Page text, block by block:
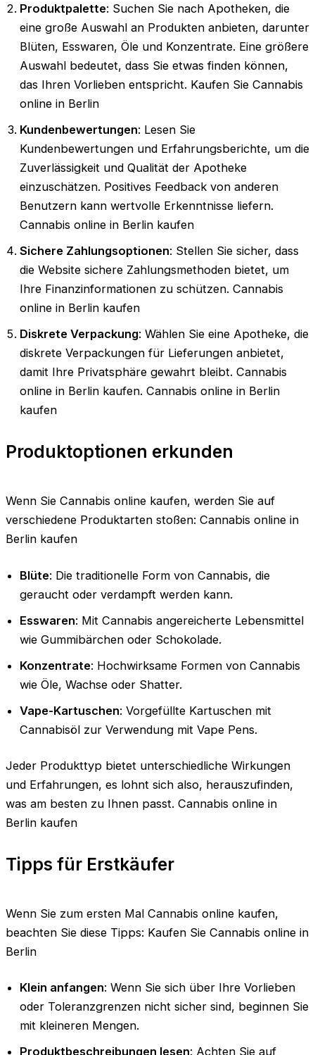
Produktpalette: Suchen Sie nach Apotheken, die
eine große Auswahl an Produkten anbieten, darunter
Blüten, Esswaren, Öle und Konzentrate. Eine größere
Auswahl bedeutet, dass Sie etwas finden können,
das Ihren Vorlieben entspricht. Kaufen Sie Cannabis
online in Berlin
Kundenbewertungen: Lesen Sie
Kundenbewertungen und Erfahrungsberichte, um die
Zuverlässigkeit und Qualität der Apotheke
einzuschätzen. Positives Feedback von anderen
Benutzern kann wertvolle Erkenntnisse liefern.
Cannabis online in Berlin kaufen
Sichere Zahlungsoptionen: Stellen Sie sicher, dass
die Website sichere Zahlungsmethoden bietet, um
Ihre Finanzinformationen zu schützen. Cannabis
online in Berlin kaufen
Diskrete Verpackung: Wählen Sie eine Apotheke, die
diskrete Verpackungen für Lieferungen anbietet,
damit Ihre Privatsphäre gewahrt bleibt. Cannabis
online in Berlin kaufen. Cannabis online in Berlin
kaufen
Produktoptionen erkunden
Wenn Sie Cannabis online kaufen, werden Sie auf
verschiedene Produktarten stoßen: Cannabis online in
Berlin kaufen
Blüte: Die traditionelle Form von Cannabis, die
geraucht oder verdampft werden kann.
Esswaren: Mit Cannabis angereicherte Lebensmittel
wie Gummibärchen oder Schokolade.
Konzentrate: Hochwirksame Formen von Cannabis
wie Öle, Wachse oder Shatter.
Vape-Kartuschen: Vorgefüllte Kartuschen mit
Cannabisöl zur Verwendung mit Vape Pens.
Jeder Produkttyp bietet unterschiedliche Wirkungen
und Erfahrungen, es lohnt sich also, herauszufinden,
was am besten zu Ihnen passt. Cannabis online in
Berlin kaufen
Tipps für Erstkäufer
Wenn Sie zum ersten Mal Cannabis online kaufen,
beachten Sie diese Tipps: Kaufen Sie Cannabis online in
Berlin
Klein anfangen: Wenn Sie sich über Ihre Vorlieben
oder Toleranzgrenzen nicht sicher sind, beginnen Sie
mit kleineren Mengen.
Produktbeschreibungen lesen: Achten Sie auf